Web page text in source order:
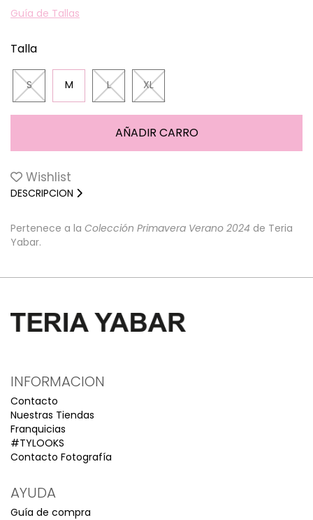
Guía de Tallas
Talla
S M L XL
Wishlist
DESCRIPCION
Pertenece a la Colección Primavera Verano 2024 de Teria
Yabar.
INFORMACION
Contacto
Nuestras Tiendas
Franquicias
#TYLOOKS
Contacto Fotografía
AYUDA
Guía de compra